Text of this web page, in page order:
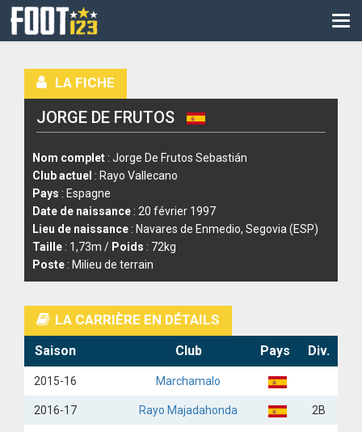
CM
LIGUE DES CHAMPIONS
PALMARÈS
LES DIRECTS
LIGUE 2
COUPE DE FRANCE
COUPE DE LA LIGUE
LA FICHE
JORGE DE FRUTOS
Nom complet : Jorge De Frutos Sebastián
Club actuel : Rayo Vallecano
Pays : Espagne
Date de naissance : 20 février 1997
Lieu de naissance : Navares de Enmedio, Segovia (ESP)
Taille : 1,73m / Poids : 72kg
Poste : Milieu de terrain
LA CARRIÈRE EN DÉTAILS
Saison Club Pays Div.
2015-16 Marchamalo
2016-17 Rayo Majadahonda 2B